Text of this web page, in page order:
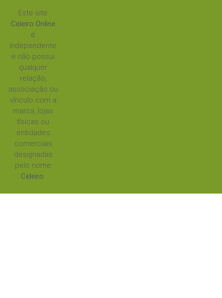
Este site
Celeiro Online
é
independente
e não possui
qualquer
relação,
associação ou
vínculo com a
marca, lojas
físicas ou
entidades
comerciais
designadas
pelo nome
Celeiro